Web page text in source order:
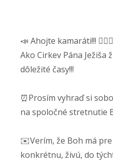
📣 Ahojte kamaráti!!!
Ako Cirkev Pána Ježiša
dôležité časy!!!
⏰Prosím vyhraď si
na spoločné stretnutie
✉️Verím, že Boh má pre
konkrétnu, živú, do